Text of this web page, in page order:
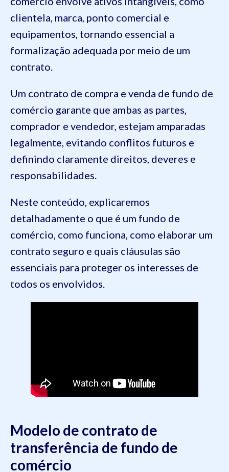
clientela, marca, ponto comercial e
equipamentos, tornando essencial a
formalização adequada por meio de um
contrato.
Um contrato de compra e venda de fundo de
comércio garante que ambas as partes,
comprador e vendedor, estejam amparadas
legalmente, evitando conflitos futuros e
definindo claramente direitos, deveres e
responsabilidades.
Neste conteúdo, explicaremos
detalhadamente o que é um fundo de
comércio, como funciona, como elaborar um
contrato seguro e quais cláusulas são
essenciais para proteger os interesses de
todos os envolvidos.
Modelo de contrato de
transferência de fundo de
comércio